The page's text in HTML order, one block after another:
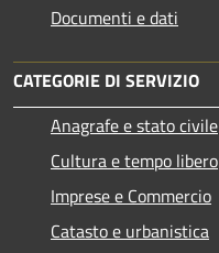
Documenti e dati
CATEGORIE DI SERVIZIO
Anagrafe e stato civile
Cultura e tempo libero
Imprese e Commercio
Catasto e urbanistica